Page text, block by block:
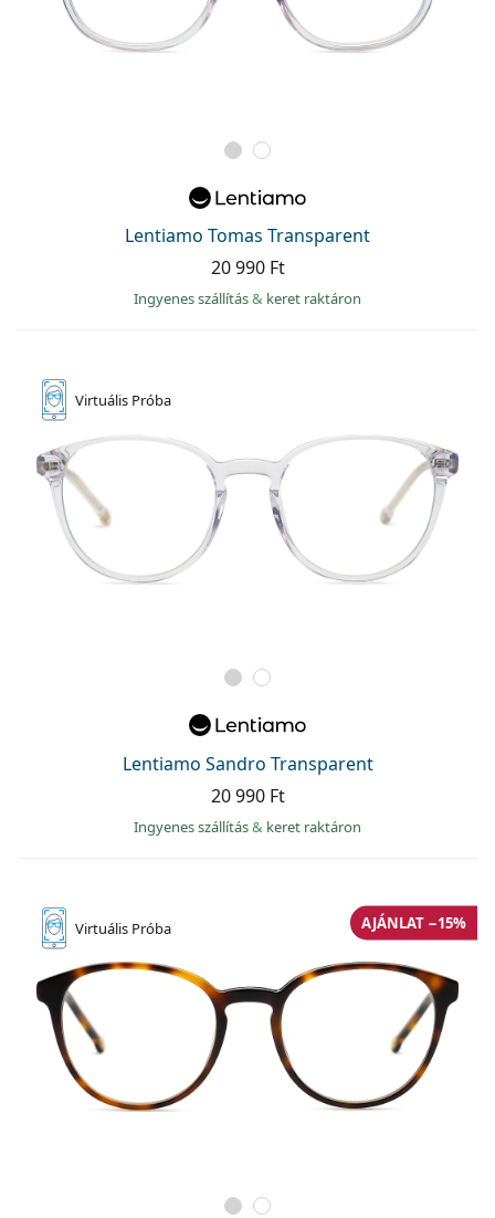
Lentiamo Tomas Transparent
20 990 Ft
Ingyenes szállítás& keret raktáron
Virtuális Próba
Lentiamo Sandro Transparent
20 990 Ft
Ingyenes szállítás& keret raktáron
Virtuális Próba AJÁNLAT −15%